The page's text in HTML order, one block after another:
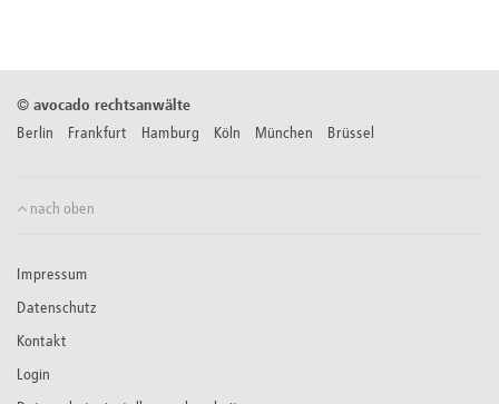
© avocado rechtsanwälte
Berlin Frankfurt Hamburg Köln München Brüssel
nach oben
Impressum
Datenschutz
Kontakt
Login